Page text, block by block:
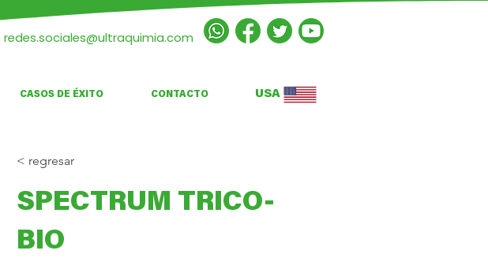
redes.sociales@ultraquimia.com
CASOS DE ÉXITO CONTACTO USA
< regresar
SPECTRUM TRICO-
BIO